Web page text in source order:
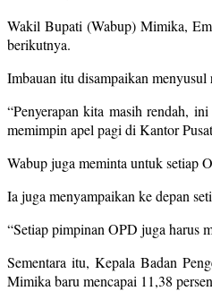
Wakil Bupati (Wabup) Mimika,
berikutnya.
Imbauan itu disampaikan
“Penyerapan kita masih rendah,
memimpin apel pagi di Kantor
Wabup juga meminta untuk setiap
Ia juga menyampaikan ke depan
“Setiap pimpinan OPD juga harus
Sementara itu, Kepala Badan
Mimika baru mencapai 11,38